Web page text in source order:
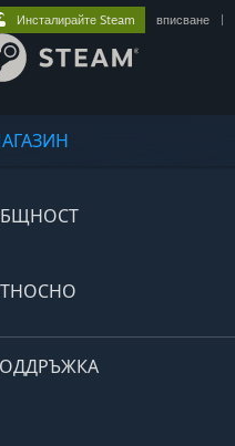
Инсталирайте Steam вписване